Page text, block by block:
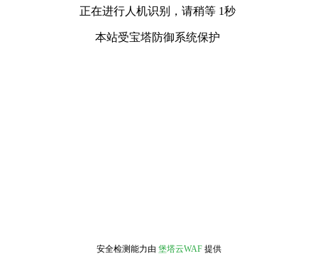
正在进行人机识别，请稍等 1秒
本站受宝塔防御系统保护
安全检测能力由 堡塔云WAF 提供